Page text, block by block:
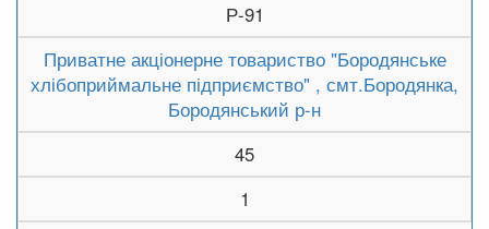
Р-91
Приватне акціонерне товариство "Бородянське
хлібоприймальне підприємство" , смт.Бородянка,
Бородянський р-н
45
1